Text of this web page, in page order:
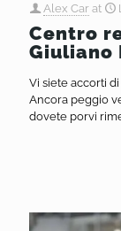
Alex Car at
Centro
Giuliano
Vi siete accorti
Ancora peggio
dovete porvi